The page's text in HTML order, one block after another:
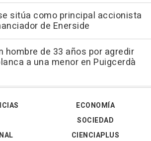
sitúa como principal accionista
de Enerside
hombre de 33 años por agredir
a una menor en Puigcerdà
ECONOMÍA
SOCIEDAD
CIENCIAPLUS